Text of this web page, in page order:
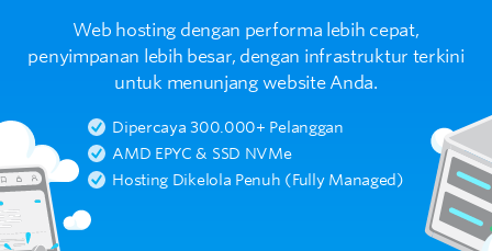
Web hosting dengan performa lebih cepat,
penyimpanan lebih besar, dengan infrastruktur terkini
untuk menunjang website Anda.
Dipercaya 300.000+ Pelanggan
AMD EPYC & SSD NVMe
Hosting Dikelola Penuh (Fully Managed)